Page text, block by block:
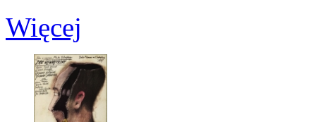
Więcej